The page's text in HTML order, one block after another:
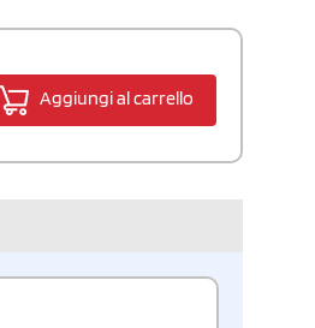
Aggiungi al carrello